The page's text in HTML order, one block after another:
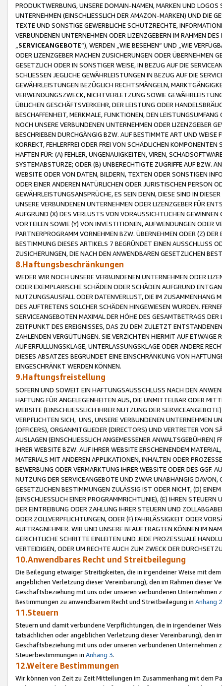
PRODUKTWERBUNG, UNSERE DOMAIN-NAMEN, MARKEN UND
UNTERNEHMEN (EINSCHLIESSLICH DER AMAZON-MARKEN) UND DIE
TEXTE UND SONSTIGE GEWERBLICHE SCHUTZRECHTE,
VERBUNDENEN UNTERNEHMEN ODER LIZENZGEBERN IM RAHMEN
SERVICEANGEBOTE“), WERDEN „WIE BESEHEN“ UND „WIE
ODER LIZENZGEBER MACHEN ZUSICHERUNGEN ODER ÜBERNEHMEN
GESETZLICH ODER IN SONSTIGER WEISE, IN BEZUG AUF DIE
SCHLIESSEN JEGLICHE GEWÄHRLEISTUNGEN IN BEZUG AUF DIE
GEWÄHRLEISTUNGEN BEZÜGLICH RECHTSMÄNGELN,
VERWENDUNGSZWECK, NICHTVERLETZUNG SOWIE
ÜBLICHEN GESCHÄFTSVERKEHR, DER LEISTUNG ODER
BESCHAFFENHEIT, MERKMALE, FUNKTIONEN, DEN
NOCH UNSERE VERBUNDENEN UNTERNEHMEN ODER LIZENZGEBER
BESCHRIEBEN DURCHGÄNGIG BZW. AUF BESTIMMTE ART UND
KORREKT, FEHLERFREI ODER FREI VON SCHÄDLICHEN
HAFTEN FÜR: (A) FEHLER, UNGENAUIGKEITEN, VIREN,
SYSTEMABSTÜRZE; ODER (B) UNBERECHTIGTE ZUGRIFFE AUF BZW.
WEBSITE ODER VON DATEN, BILDERN, TEXTEN ODER SONSTIGEN
ODER EINER ANDEREN NATÜRLICHEN ODER JURISTISCHEN PERSON
GEWÄHRLEISTUNGSANSPRÜCHE, ES SEIN DENN, DIESE SIND IN
UNSERE VERBUNDENEN UNTERNEHMEN ODER LIZENZGEBER FÜR
AUFGRUND (X) DES VERLUSTS VON VORAUSSICHTLICHEN
VORTEILEN SOWIE (Y) VON INVESTITIONEN, AUFWENDUNGEN ODER
PARTNERPROGRAMM VORNEHMEN BZW. ÜBERNEHMEN ODER (Z)
BESTIMMUNG DIESES ARTIKELS 7 BEGRÜNDET EINEN AUSSCHLUSS
ZUSICHERUNGEN, DIE NACH DEN ANWENDBAREN GESETZLICHEN
8.Haftungsbeschränkungen
WEDER WIR NOCH UNSERE VERBUNDENEN UNTERNEHMEN ODER
ODER EXEMPLARISCHE SCHÄDEN ODER SCHÄDEN AUFGRUND
NUTZUNGSAUSFALL ODER DATENVERLUST, DIE IM ZUSAMMENHANG
DES AUFTRETENS SOLCHER SCHÄDEN HINGEWIESEN WURDEN.
SERVICEANGEBOTEN MAXIMAL DER HÖHE DES GESAMTBETRAGS
ZEITPUNKT DES EREIGNISSES, DAS ZU DEM ZULETZT
ZAHLENDEN VERGÜTUNGEN. SIE VERZICHTEN HIERMIT AUF
AUF ERFÜLLUNGSKLAGE, UNTERLASSUNGSKLAGE ODER ANDERE
DIESES ABSATZES BEGRÜNDET EINE EINSCHRÄNKUNG VON
EINGESCHRÄNKT WERDEN KÖNNEN.
9.Haftungsfreistellung
SOFERN UND SOWEIT EIN HAFTUNGSAUSSCHLUSS NACH DEN
HAFTUNG FÜR ANGELEGENHEITEN AUS, DIE UNMITTELBAR ODER
WEBSITE (EINSCHLIESSLICH IHRER NUTZUNG DER
VERPFLICHTEN SICH, UNS, UNSERE VERBUNDENEN UNTERNEHMEN
(OFFICERS), ORGANMITGLIEDER (DIRECTORS) UND VERTRETER VON
AUSLAGEN (EINSCHLIESSLICH ANGEMESSENER
IHRER WEBSITE BZW. AUF IHRER WEBSITE ERSCHEINENDEM
MATERIALS MIT ANDEREN APPLIKATIONEN, INHALTEN ODER
BEWERBUNG ODER VERMARKTUNG IHRER WEBSITE ODER DES GGF.
NUTZUNG DER SERVICEANGEBOTE UND ZWAR UNABHÄNGIG
GESETZLICHEN BESTIMMUNGEN ZULÄSSIG IST ODER NICHT, (D)
(EINSCHLIESSLICH EINER PROGRAMMRICHTLINIE), (E) IHREN
DER EINTREIBUNG ODER ZAHLUNG IHRER STEUERN UND
ODER ZOLLVERPFLICHTUNGEN, ODER (F) FAHRLÄSSIGKEIT ODER
AUFTRAGNEHMER. WIR UND UNSERE BEAUFTRAGTEN KÖNNEN IM
GERICHTLICHE SCHRITTE EINLEITEN UND JEDE PROZESSUALE
VERTEIDIGEN, ODER UM RECHTE AUCH ZUM ZWECK DER
10.Anwendbares Recht und Streitbeilegung
Die Beilegung etwaiger Streitigkeiten, die in irgendeiner Weise mit
angeblichen Verletzung dieser Vereinbarung), den im Rahmen dieser
Geschäftsbeziehung mit uns oder unseren verbundenen
Bestimmungen zu anwendbarem Recht und Streitbeilegung in Anhang 2
11.Steuern
Steuern und damit verbundene Verpflichtungen, die in irgendeiner
tatsächlichen oder angeblichen Verletzung dieser Vereinbarung), den
Geschäftsbeziehung mit uns oder unseren verbundenen
Steuerbestimmungen in Anhang 3.
12.Weitere Bestimmungen
Wir können von Zeit zu Zeit Mitteilungen im Zusammenhang mit dem